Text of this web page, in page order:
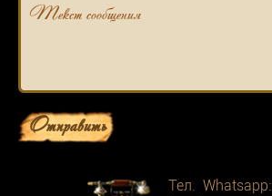
Текст сообщения
Отправить
Тел. Whatsapp: